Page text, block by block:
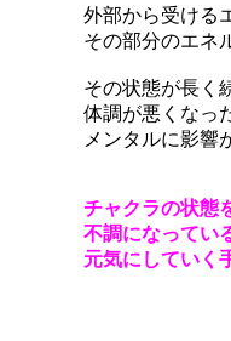
外部から受ける
その部分のエネ
その状態が長く
体調が悪くなっ
メンタルに影響
チャクラの状態
不調になってい
元気にしていく